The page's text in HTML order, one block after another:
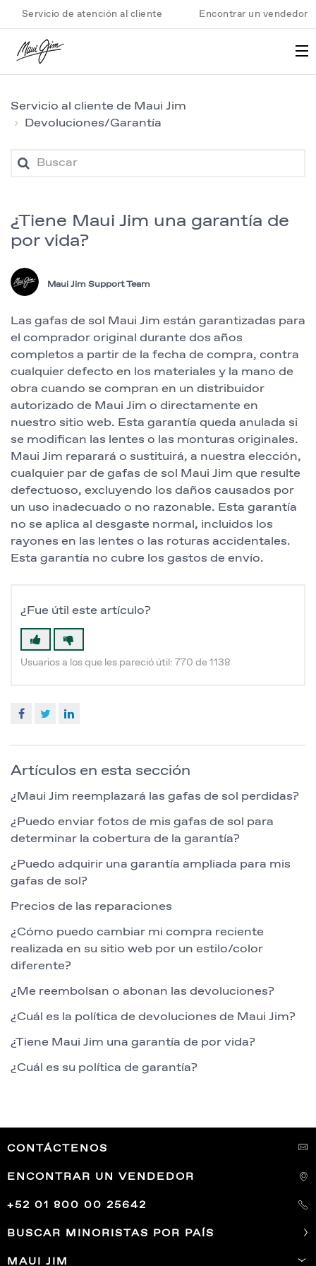
Servicio de atención al cliente Encontrar un vendedor
Servicio al cliente de Maui Jim
Devoluciones/Garantía
¿Tiene Maui Jim una garantía de
por vida?
Maui Jim Support Team
Las gafas de sol Maui Jim están garantizadas para
el comprador original durante dos años
completos a partir de la fecha de compra, contra
cualquier defecto en los materiales y la mano de
obra cuando se compran en un distribuidor
autorizado de Maui Jim o directamente en
nuestro sitio web. Esta garantía queda anulada si
se modifican las lentes o las monturas originales.
Maui Jim reparará o sustituirá, a nuestra elección,
cualquier par de gafas de sol Maui Jim que resulte
defectuoso, excluyendo los daños causados por
un uso inadecuado o no razonable. Esta garantía
no se aplica al desgaste normal, incluidos los
rayones en las lentes o las roturas accidentales.
Esta garantía no cubre los gastos de envío.
¿Fue útil este artículo?
Usuarios a los que les pareció útil: 770 de 1138
Facebook
Twitter
Artículos en esta sección
¿Maui Jim reemplazará las gafas de sol perdidas?
¿Puedo enviar fotos de mis gafas de sol para
determinar la cobertura de la garantía?
¿Puedo adquirir una garantía ampliada para mis
gafas de sol?
Precios de las reparaciones
¿Cómo puedo cambiar mi compra reciente
realizada en su sitio web por un estilo/color
diferente?
¿Me reembolsan o abonan las devoluciones?
¿Cuál es la política de devoluciones de Maui Jim?
¿Tiene Maui Jim una garantía de por vida?
¿Cuál es su política de garantía?
CONTÁCTENOS
ENCONTRAR UN VENDEDOR
+52 01 800 00 25642
BUSCAR MINORISTAS POR PAÍS
MAUI JIM